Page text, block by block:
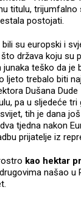
titulu, trijumfalno
postojati.
su europski i
država koju su
teško da je
ljeto trebalo biti
Dušana
pa u sljedeće tri
tih je dana
tjedna nakon
prijatelje iz
kao hektar
našao u